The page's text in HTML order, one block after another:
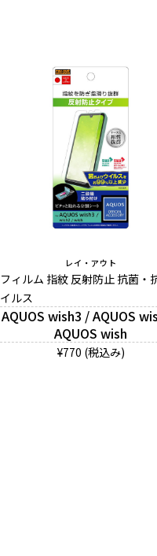
レイ・アウト
フィルム 指紋 反射防止 抗菌・
イルス
AQUOS wish3 / AQUOS
AQUOS wish
¥770 (税込み)